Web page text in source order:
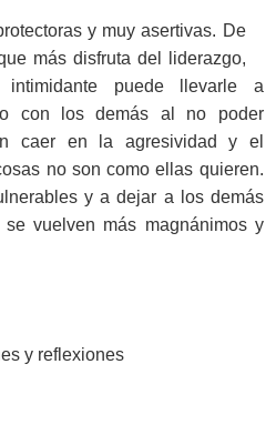
y muy asertivas. De
más disfruta del liderazgo,
puede llevarle a
con los demás al no poder
caer en la agresividad y el
no son como ellas quieren.
y a dejar a los demás
vuelven más magnánimos y
y reflexiones